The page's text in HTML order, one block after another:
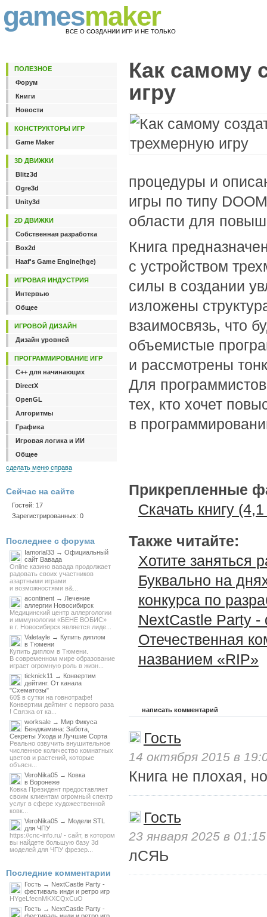
gamesmaker
ВСЕ О СОЗДАНИИ ИГР И НЕ ТОЛЬКО
Как самому
игру
процедуры и
игры по типу
области для
Книга
с устройством
силы в создании
изложены
взаимосвязь, что
объемистые
и рассмотрены
Для
тех, кто хочет
в
Прикрепленные
Скачать книгу
Также читайте:
Хотите заняться
Буквально на
конкурса по
NextCastle Party -
Отечественная
названием «RIP»
написать комментарий
Гость
14 октября 2015 в
Книга не плохая,
Гость
23 января 2025 в 01:15
лСЯЬ
ПОЛЕЗНОЕ
Форум
Книги
Новости
КОНСТРУКТОРЫ ИГР
Game Maker
3D ДВИЖКИ
Blitz3d
Ogre3d
Unity3d
2D ДВИЖКИ
Собственная разработка
Box2d
Haaf's Game Engine(hge)
ИГРОВАЯ ИНДУСТРИЯ
Интервью
Общее
ИГРОВОЙ ДИЗАЙН
Дизайн уровней
ПРОГРАММИРОВАНИЕ ИГР
C++ для начинающих
DirectX
OpenGL
Алгоритмы
Графика
Игровая логика и ИИ
Общее
сделать меню справа
Сейчас на сайте
Гостей: 17
Зарегистрированных: 0
Последнее с форума
Iamorial33 → Официальный
сайт Вавада
Online казино вавада продолжает
радовать своих участников
азартными играми
и возможностями в&...
acontinent → Лечение
аллергии Новосибирск
Медицинский центр аллергологии
и иммунологии «БЕНЕ ВОБИС»
в г. Новосибирск является лиде...
Valetayle → Купить диплом
в Тюмени
Купить диплом в Тюмени.
В современном мире образование
играет огромную роль в жизн...
ticknick11 → Конвертим
дейтинг. От канала
"Схематозы"
60$ в сутки на говнотрафе!
Конвертим дейтинг с первого раза
! Связка от ка...
worksale → Мир Фикуса
Бенджамина: Забота,
Секреты Ухода и Лучшие Сорта
Реально озвучить внушительное
численное количество комнатных
цветов и растений, которые
объясн...
VeroNika05 → Ковка
в Воронеже
Ковка Президент предоставляет
своим клиентам огромный спектр
услуг в сфере художественной
ковк...
VeroNika05 → Модели STL
для ЧПУ
https://cnc-info.ru/ - сайт, в котором
вы найдете большую базу 3d
моделей для ЧПУ фрезер...
Последние комментарии
Гость → NextCastle Party -
фестиваль инди и ретро игр
HYgeLfecnMKXCQxCuO
Гость → NextCastle Party -